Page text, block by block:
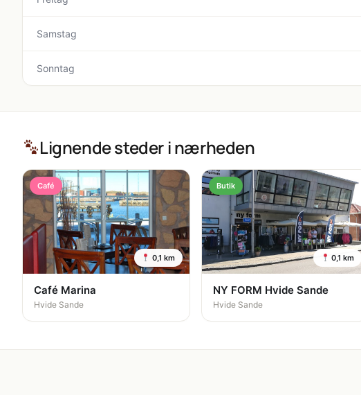
Samstag
Sonntag
Lignende steder i nærheden
Café
0,1 km
Café Marina
Hvide Sande
Butik
0,1 km
NY FORM Hvide Sande
Hvide Sande